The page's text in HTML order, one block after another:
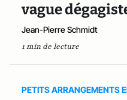
vague
Jean-Pierre Schmidt
1 min de lecture
PETITS ARRANGEMENTS